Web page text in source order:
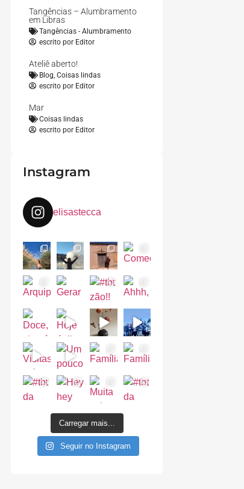
Tangências – Alumbramento
em Libras
Tangências - Alumbramento
escrito porEditor
Ateliê aberto!
Blog, Coisas lindas
escrito porEditor
Mar
Coisas lindas
escrito porEditor
Instagram
elisastecca
Carregar mais...
Seguir no Instagram